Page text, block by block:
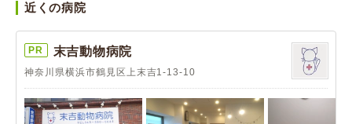
近くの病院
PR 末吉動物病院
神奈川県横浜市鶴見区上末吉1-13-10